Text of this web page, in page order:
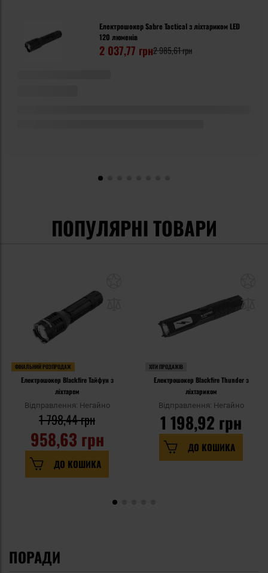
Електрошокер Sabre Tactical з ліхтариком LED
120 люменів
2 037,77 грн2 985,61 грн
ПОПУЛЯРНІ ТОВАРИ
ФІНАЛЬНИЙ РОЗПРОДАЖ
Електрошокер Blackfire Тайфун з
ліхтарем
Відправлення: Негайно
958,63 грн
1 798,44 грн
ДО КОШИКА
ХІТИ ПРОДАЖІВ
Електрошокер Blackfire Thunder з
ліхтариком
Відправлення: Негайно
1 198,92 грн
ДО КОШИКА
ПОРАДИ